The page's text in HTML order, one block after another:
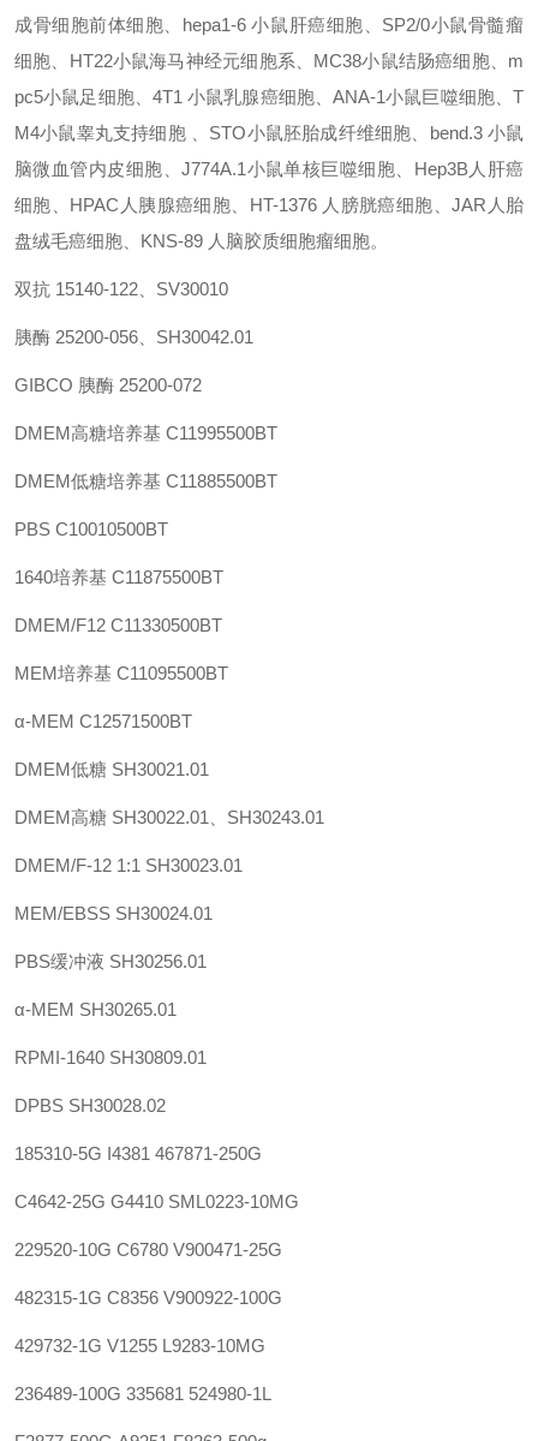
成骨细胞前体细胞
hepa1-6 小鼠肝癌细胞
SP2/0小鼠骨髓瘤
细胞
HT22小鼠海马神经元细胞系 MC38小鼠结肠癌细胞、 m
pc5小鼠足细胞、 4T1 小鼠乳腺癌细胞、 ANA-1小鼠巨噬细胞、 T
M4小鼠睾丸支持细胞
STO小鼠胚胎成纤维细胞 bend.3 小鼠
脑微血管内皮细胞 、J774A.1小鼠单核巨噬细胞
Hep3B人肝癌
细胞
HPAC人胰腺癌细胞 HT-1376 人膀胱癌细胞 、JAR人胎
盘绒毛癌细胞
KNS-89 人脑胶质细胞瘤细胞。
双抗 15140-122、SV30010
胰酶 25200-056、SH30042.01
GIBCO 胰酶 25200-072
DMEM高糖培养基 C11995500BT
DMEM低糖培养基 C11885500BT
PBS C10010500BT
1640培养基 C11875500BT
DMEM/F12 C11330500BT
MEM培养基 C11095500BT
α-MEM C12571500BT
DMEM低糖 SH30021.01
DMEM高糖 SH30022.01、SH30243.01
DMEM/F-12 1:1 SH30023.01
MEM/EBSS SH30024.01
PBS缓冲液 SH30256.01
α-MEM SH30265.01
RPMI-1640 SH30809.01
DPBS SH30028.02
185310-5G I4381 467871-250G
C4642-25G G4410 SML0223-10MG
229520-10G C6780 V900471-25G
482315-1G C8356 V900922-100G
429732-1G V1255 L9283-10MG
236489-100G 335681 524980-1L